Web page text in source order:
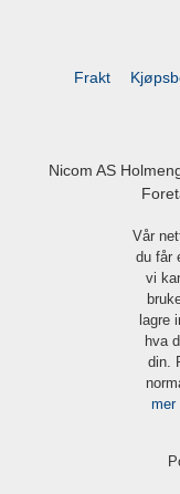
Frakt
Nicom AS
Vår
du får
vi
lagre
hva
din.
mer